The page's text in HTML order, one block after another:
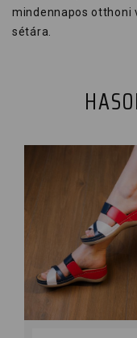
mindennapos otthoni
sétára.